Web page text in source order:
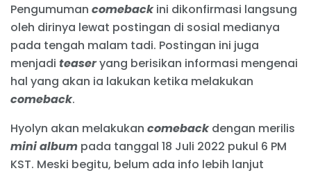
Pengumuman comebackini dikonfirmasi langsung
oleh dirinya lewat postingan di sosial medianya
pada tengah malam tadi. Postingan ini juga
menjadi teaseryang berisikan informasi mengenai
hal yang akan ia lakukan ketika melakukan
comeback.
Hyolyn akan melakukan comebackdengan merilis
mini album pada tanggal 18 Juli 2022 pukul 6 PM
KST. Meski begitu, belum ada info lebih lanjut